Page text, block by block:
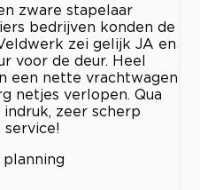
zware stapelaar
bedrijven konden de
zei gelijk JA en
voor de deur. Heel
een nette vrachtwagen
netjes verlopen. Qua
zeer scherp